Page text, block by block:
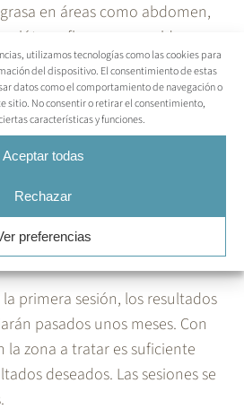
utilizamos tecnologías como las cookies para
del dispositivo. El consentimiento de estas
datos como el comportamiento de navegación o
sitio. No consentir o retirar el consentimiento,
características y funciones.
Aceptar todas
Rechazar
preferencias
en áreas como abdomen,
glúteos, flancos y espalda
la piel en zonas propensas a
la producción de colágeno
profundas.
corporal
y elasticidad de la piel.
desde la primera sesión,
progresivamente.
primera sesión, los resultados
pasados unos meses. Con
la zona a tratar es suficiente
deseados. Las sesiones se